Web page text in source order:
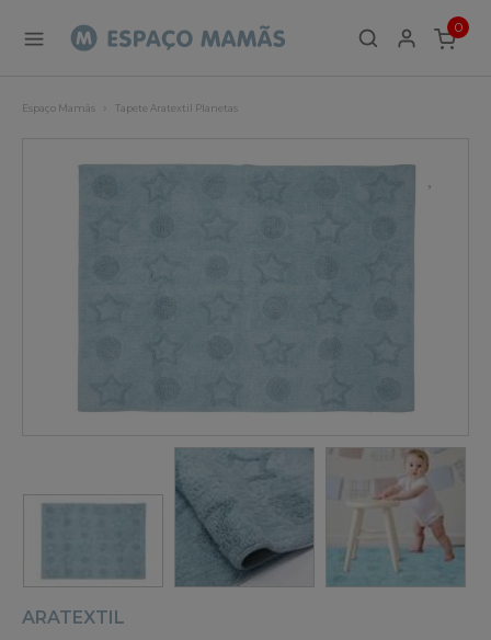
0
ITEMS
Espaço Mamãs Tapete Aratextil Planetas
ARATEXTIL